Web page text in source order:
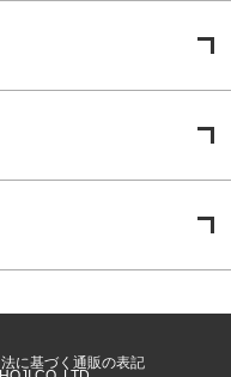
に基づく通販の表記